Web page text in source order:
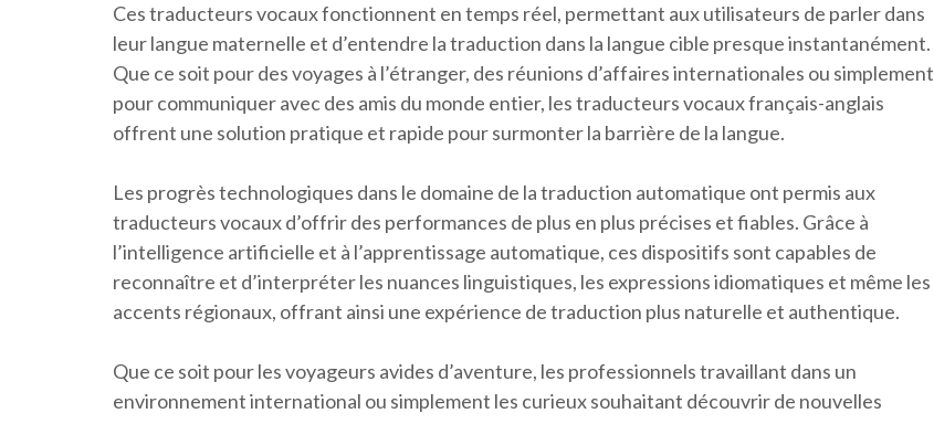
Ces traducteurs vocaux fonctionnent en temps réel, permettant aux utilisateurs de parler dans
leur langue maternelle et d’entendre la traduction dans la langue cible presque instantanément.
Que ce soit pour des voyages à l’étranger, des réunions d’affaires internationales ou simplement
pour communiquer avec des amis du monde entier, les traducteurs vocaux français-anglais
offrent une solution pratique et rapide pour surmonter la barrière de la langue.
Les progrès technologiques dans le domaine de la traduction automatique ont permis aux
traducteurs vocaux d’offrir des performances de plus en plus précises et fiables. Grâce à
l’intelligence artificielle et à l’apprentissage automatique, ces dispositifs sont capables de
reconnaître et d’interpréter les nuances linguistiques, les expressions idiomatiques et même les
accents régionaux, offrant ainsi une expérience de traduction plus naturelle et authentique.
Que ce soit pour les voyageurs avides d’aventure, les professionnels travaillant dans un
environnement international ou simplement les curieux souhaitant découvrir de nouvelles